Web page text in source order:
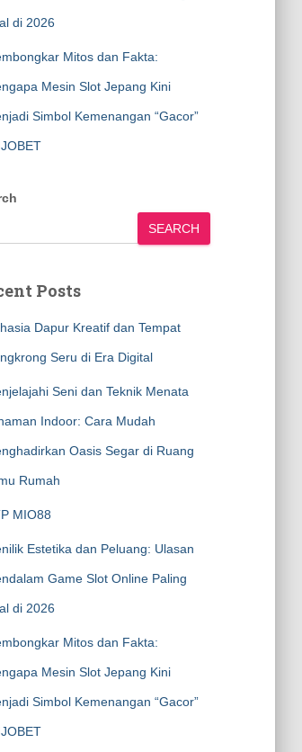
di 2026
Mitos dan Fakta:
Mesin Slot Jepang Kini
Simbol Kemenangan “Gacor”
SEARCH
Posts
Dapur Kreatif dan Tempat
Seru di Era Digital
Seni dan Teknik Menata
Indoor: Cara Mudah
Oasis Segar di Ruang
Rumah
MIO88
Estetika dan Peluang: Ulasan
Game Slot Online Paling
di 2026
Mitos dan Fakta:
Mesin Slot Jepang Kini
Simbol Kemenangan “Gacor”